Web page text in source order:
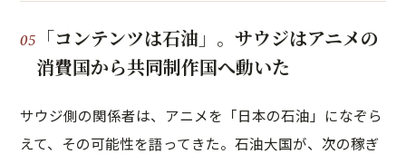
「コンテンツは石油」。サウジはアニメの
消費国から共同制作国へ動いた
サウジ側の関係者は、アニメを「日本の石油」になぞら
えて、その可能性を語ってきた。石油大国が、次の稼ぎ